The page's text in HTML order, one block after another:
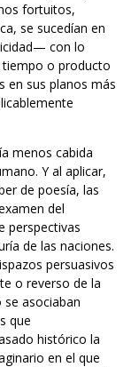
fortuitos,
se sucedían en
con lo
o producto
en sus planos más
menos cabida
Y al aplicar,
de poesía, las
del
perspectivas
de las naciones.
persuasivos
o reverso de la
asociaban
que
histórico la
en el que